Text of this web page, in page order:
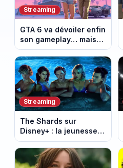
Streaming
GTA 6 va dévoiler enfin
son gameplay… mais
d’abord sur Netflix
Streaming
The Shards sur
Disney+ : la jeunesse
dorée de Los Angeles
face à un tueur dans
les années 80